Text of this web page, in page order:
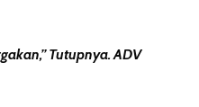
Tutupnya. ADV